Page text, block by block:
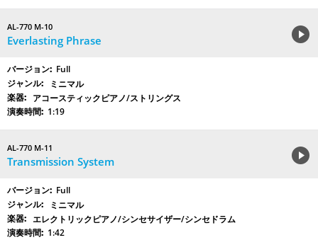
AL-770 M-10
Everlasting Phrase
Full
ミニマル
アコースティックピアノ/ストリングス
1:19
AL-770 M-11
Transmission System
Full
ミニマル
エレクトリックピアノ/シンセサイザー/シンセドラム
1:42